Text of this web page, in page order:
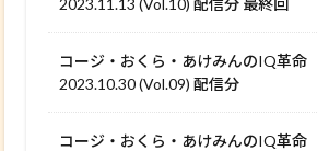
2023.11.13 (Vol.10) 配信分 最終回
コージ・おくら・あけみんのIQ革命
2023.10.30 (Vol.09) 配信分
コージ・おくら・あけみんのIQ革命